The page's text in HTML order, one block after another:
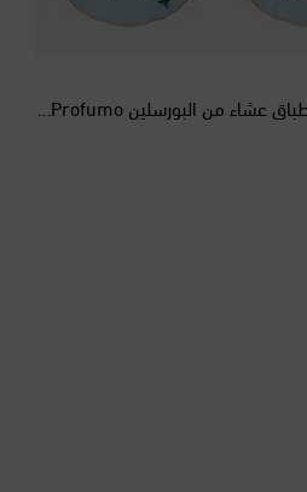
طقم من 4 أطباق عشاء من البورسلين Fabula Profumo